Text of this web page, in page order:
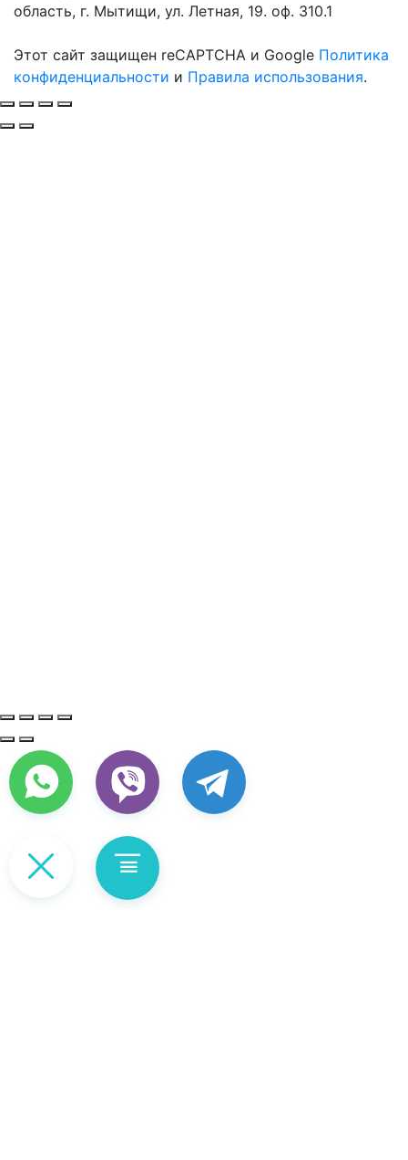
область, г. Мытищи, ул. Летная, 19. оф. 310.1
Этот сайт защищен reCAPTCHA и Google Политика
конфиденциальности и Правила использования.